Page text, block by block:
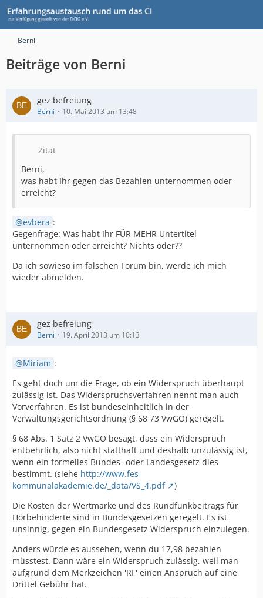
Berni
Beiträge von Berni
gez befreiung
Berni 10. Mai 2013 um 13:48
Zitat
Berni,
was habt Ihr gegen das Bezahlen unternommen oder
erreicht?
evbera :
Gegenfrage: Was habt Ihr FÜR MEHR Untertitel
unternommen oder erreicht? Nichts oder??
Da ich sowieso im falschen Forum bin, werde ich mich
wieder abmelden.
gez befreiung
Berni 19. April 2013 um 10:13
Miriam :
Es geht doch um die Frage, ob ein Widerspruch überhaupt
zulässig ist. Das Widerspruchsverfahren nennt man auch
Vorverfahren. Es ist bundeseinheitlich in der
Verwaltungsgerichtsordnung (§ 68 73 VwGO) geregelt.
§ 68 Abs. 1 Satz 2 VwGO besagt, dass ein Widerspruch
entbehrlich, also nicht statthaft und deshalb unzulässig ist,
wenn ein formelles Bundes- oder Landesgesetz dies
bestimmt. (siehe http://www.fes-
kommunalakademie.de/_data/VS_4.pdf
)
Die Kosten der Wertmarke und des Rundfunkbeitrags für
Hörbehinderte sind in Bundesgesetzen geregelt. Es ist
unsinnig, gegen ein Bundesgesetz Widerspruch einzulegen.
Anders würde es aussehen, wenn du 17,98 bezahlen
müsstest. Dann wäre ein Widerspruch zulässig, weil man
aufgrund dem Merkzeichen 'RF' einen Anspruch auf eine
Drittel Gebühr hat.